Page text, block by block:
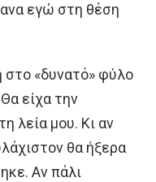
εγώ στη θέση
στο «δυνατό» φύλο
είχα την
λεία μου. Κι αν
θα ήξερα
Αν πάλι